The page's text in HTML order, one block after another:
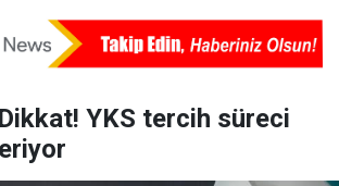
YKS tercih süreci